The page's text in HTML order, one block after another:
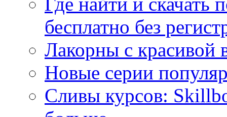
бесплатно без
Лакорны с красивой
Новые серии
Сливы курсов: